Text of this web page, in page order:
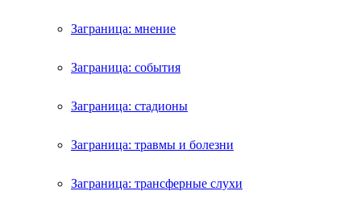
Заграница: мнение
Заграница: события
Заграница: стадионы
Заграница: травмы и болезни
Заграница: трансферные слухи